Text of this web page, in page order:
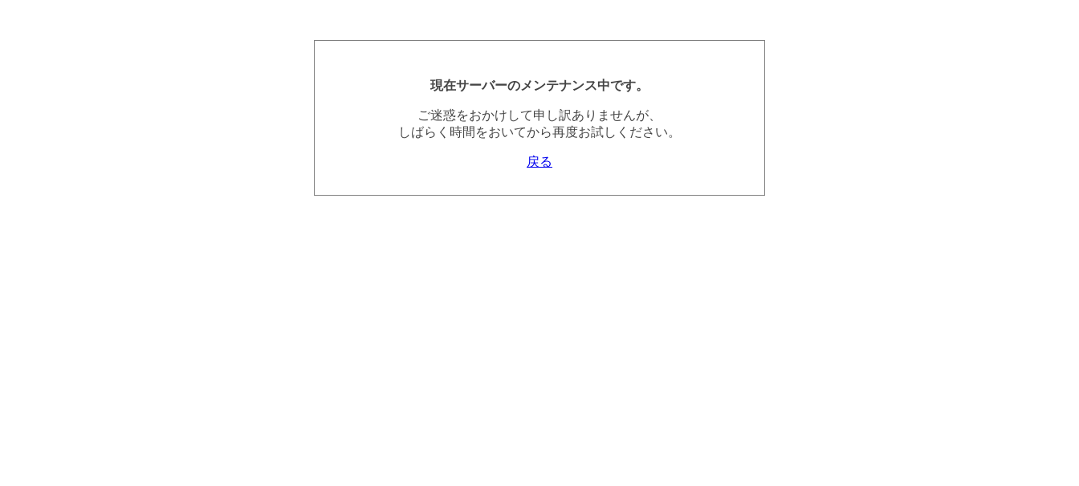
現在サーバーのメンテナンス中です。
ご迷惑をおかけして申し訳ありませんが、
しばらく時間をおいてから再度お試しください。
戻る